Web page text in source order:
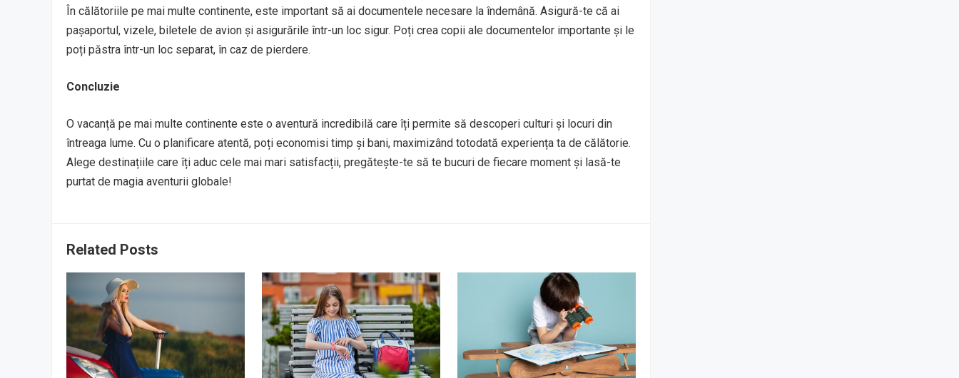
În călătoriile pe mai multe continente, este important să ai documentele necesare la îndemână. Asigură-te că ai
pașaportul, vizele, biletele de avion și asigurările într-un loc sigur. Poți crea copii ale documentelor importante și le
poți păstra într-un loc separat, în caz de pierdere.
Concluzie
O vacanță pe mai multe continente este o aventură incredibilă care îți permite să descoperi culturi și locuri din
întreaga lume. Cu o planificare atentă, poți economisi timp și bani, maximizând totodată experiența ta de călătorie.
Alege destinațiile care îți aduc cele mai mari satisfacții, pregătește-te să te bucuri de fiecare moment și lasă-te
purtat de magia aventurii globale!
Related Posts